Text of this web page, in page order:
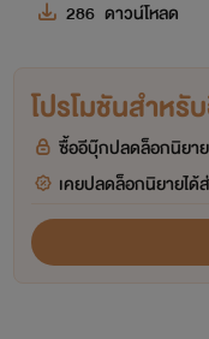
286 ดาวน์โหลด
โปรโมชันสำหรั
ซื้ออีบุ๊กปลดล็อกนิยาย
เคยปลดล็อกนิยายไ